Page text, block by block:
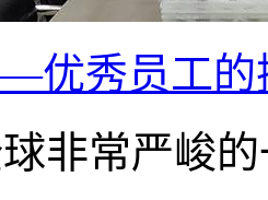
优秀员工的
非常严峻